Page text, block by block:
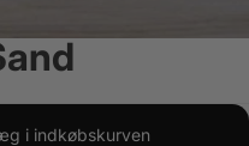
i indkøbskurven